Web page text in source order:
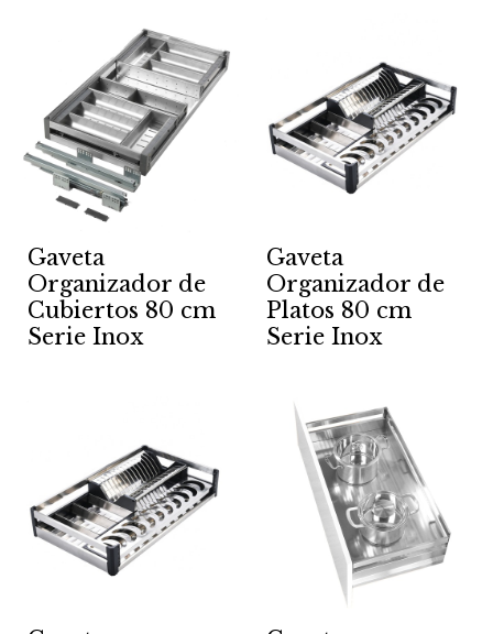
Gaveta
Organizador de
Cubiertos 80 cm
Serie Inox
Gaveta
Organizador de
Platos 80 cm
Serie Inox